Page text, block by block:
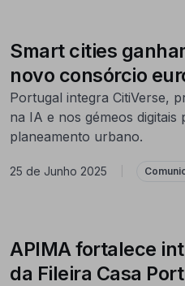
Smart cities
novo consórcio
Portugal integra CitiVerse,
na IA e nos gémeos
planeamento urbano.
25 de Junho 2025
APIMA fortalece
da Fileira Casa